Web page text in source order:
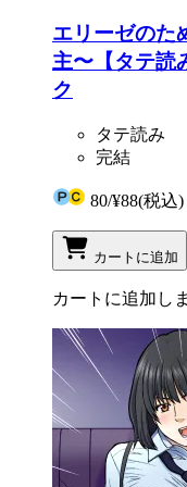
エリーゼのた
主〜【タテ
ク
タテ読み
完結
80/¥88(税込)
カートに追加
カートに追加し